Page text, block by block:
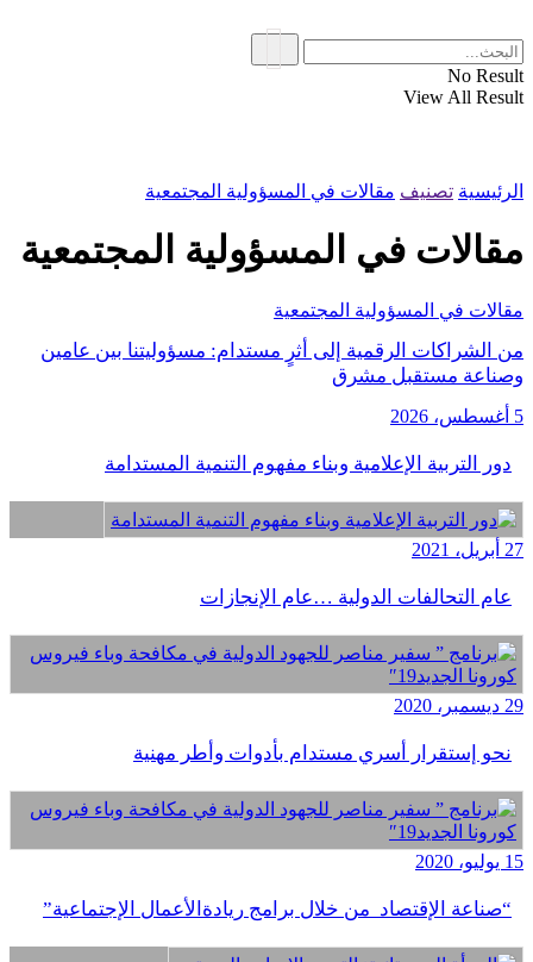
No Result
View All Result
الرئيسية تصنيف مقالات في المسؤولية المجتمعية
مقالات في المسؤولية المجتمعية
مقالات في المسؤولية المجتمعية
من الشراكات الرقمية إلى أثرٍ مستدام: مسؤوليتنا بين عامين
وصناعة مستقبل مشرق
5 أغسطس، 2026
دور التربية الإعلامية وبناء مفهوم التنمية المستدامة
27 أبريل، 2021
عام التحالفات الدولية …عام الإنجازات
29 ديسمبر، 2020
نحو إستقرار أسري مستدام بأدوات وأطر مهنية
15 يوليو، 2020
“صناعة الإقتصاد من خلال برامج ريادةالأعمال الإجتماعية”